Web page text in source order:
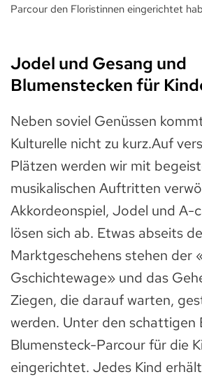
Parcour den Floristinnen eingerichtet
Jodel und Gesang und
Blumenstecken für
Neben soviel Genüssen
Kulturelle nicht zu kurz.Auf
Plätzen werden wir mit
musikalischen Auftritten
Akkordeonspiel, Jodel und A-
lösen sich ab. Etwas abseits
Marktgeschehens stehen der
Gschichtewage» und das
Ziegen, die darauf warten,
werden. Unter den schattigen
Blumensteck-Parcour für die
eingerichtet. Jedes Kind